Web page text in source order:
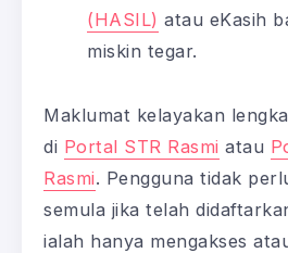
(HASIL) atau eKasih
miskin tegar.
Maklumat kelayakan
di Portal STR Rasmi atau
Rasmi. Pengguna tidak
semula jika telah
ialah hanya mengakses